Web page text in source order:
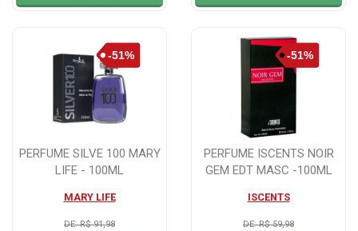
PERFUME SILVE 100 MARY
LIFE - 100ML
MARY LIFE
DE: R$ 91,98
PERFUME ISCENTS NOIR
GEM EDT MASC -100ML
ISCENTS
DE: R$ 59,98